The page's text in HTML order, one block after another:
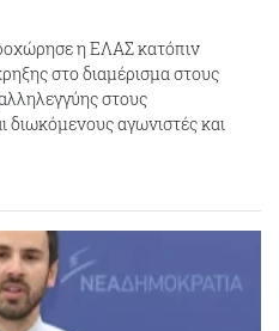
η ΕΛΑΣ κατόπιν
στο διαμέρισμα στους
στους
διωκόμενους αγωνιστές και